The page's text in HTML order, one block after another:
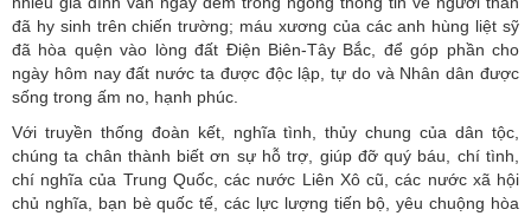
đã hy sinh trên chiến trường; máu xương của các anh hùng liệt sỹ
đã hòa quện vào lòng đất Điện Biên-Tây Bắc, để góp phần cho
ngày hôm nay đất nước ta được độc lập, tự do và Nhân dân được
sống trong ấm no, hạnh phúc.
Với truyền thống đoàn kết, nghĩa tình, thủy chung của dân tộc,
chúng ta chân thành biết ơn sự hỗ trợ, giúp đỡ quý báu, chí tình,
chí nghĩa của Trung Quốc, các nước Liên Xô cũ, các nước xã hội
chủ nghĩa, bạn bè quốc tế, các lực lượng tiến bộ, yêu chuộng hòa